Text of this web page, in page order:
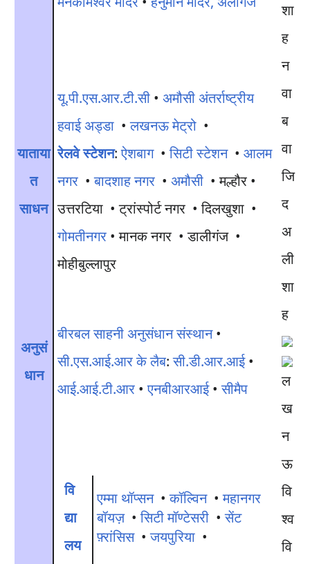
न
वा
ब
वा
जि
द
अ
ली
शा
ह
याताया
त
साधन
यू.पी.एस.आर.टी.सी • अमौसी अंतर्राष्ट्रीय
हवाई अड्डा •लखनऊ मेट्रो •
रेलवे स्टेशन:ऐशबाग•सिटी स्टेशन• आलम
नगर •बादशाह नगर • अमौसी • मल्हौर •
उत्तरटिया • ट्रांस्पोर्ट नगर • दिलखुशा •
गोमतीनगर • मानक नगर • डालीगंज •
मोहीबुल्लापुर
अनुसं
धान
बीरबल साहनी अनुसंधान संस्थान•
सी.एस.आई.आर के लैब:सी.डी.आर.आई•
आई.आई.टी.आर •एनबीआरआई•सीमैप
वि
द्या
लय
एम्मा थॉप्सन•कॉल्विन•महानगर
बॉयज़•सिटी मॉण्टेसरी •सेंट
फ़्रांसिस•जयपुरिया •